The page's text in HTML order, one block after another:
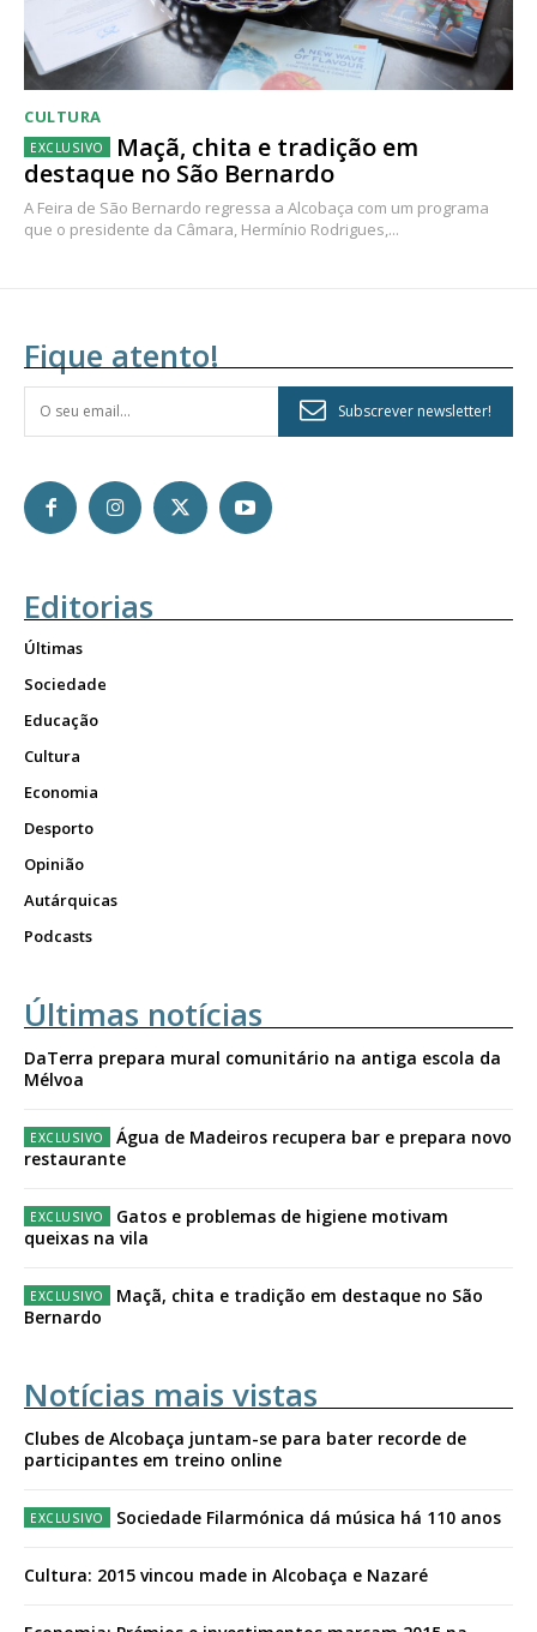
CULTURA
Maçã, chita e tradição em
destaque no São Bernardo
A Feira de São Bernardo regressa a Alcobaça com um programa
que o presidente da Câmara, Hermínio Rodrigues,...
Fique atento!
Subscrever newsletter!
Editorias
Últimas
Sociedade
Educação
Cultura
Economia
Desporto
Opinião
Autárquicas
Podcasts
Últimas notícias
DaTerra prepara mural comunitário na antiga escola da
Mélvoa
Água de Madeiros recupera bar e prepara novo
restaurante
Gatos e problemas de higiene motivam
queixas na vila
Maçã, chita e tradição em destaque no São
Bernardo
Notícias mais vistas
Clubes de Alcobaça juntam-se para bater recorde de
participantes em treino online
Sociedade Filarmónica dá música há 110 anos
Cultura: 2015 vincou made in Alcobaça e Nazaré